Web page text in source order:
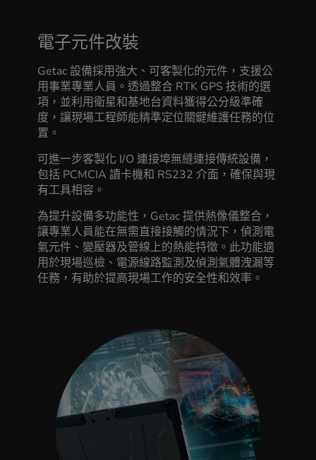
電子元件改裝
Getac 設備採用強大、可客製化的元件，支援公
用事業專業人員。透過整合 RTK GPS 技術的選
項，並利用衛星和基地台資料獲得公分級準確
度，讓現場工程師能精準定位關鍵維護任務的位
置。
可進一步客製化 I/O 連接埠無縫連接傳統設備，
包括 PCMCIA 讀卡機和 RS232 介面，確保與現
有工具相容。
為提升設備多功能性，Getac 提供熱像儀整合，
讓專業人員能在無需直接接觸的情況下，偵測電
氣元件、變壓器及管線上的熱能特徵。此功能適
用於現場巡檢、電源線路監測及偵測氣體洩漏等
任務，有助於提高現場工作的安全性和效率。